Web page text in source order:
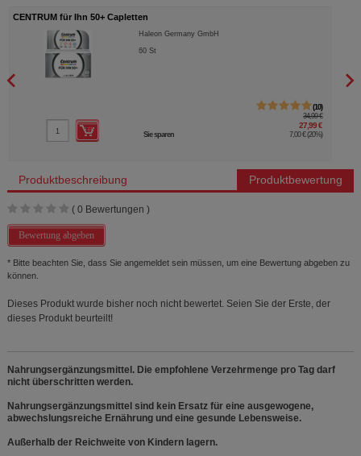
CENTRUM für Ihn 50+ Capletten
Haleon Germany GmbH
60St
10
34,99 €
27,99 €
Sie sparen 7,00 € (20%)
Produktbeschreibung Produktbewertung
( 0 Bewertungen )
Bewertung abgeben
* Bitte beachten Sie, dass Sie angemeldet sein müssen, um eine Bewertung abgeben zu
können.
Dieses Produkt wurde bisher noch nicht bewertet. Seien Sie der Erste, der
dieses Produkt beurteilt!
Nahrungsergänzungsmittel. Die empfohlene Verzehrmenge pro Tag darf
nicht überschritten werden.
Nahrungsergänzungsmittel sind kein Ersatz für eine ausgewogene,
abwechslungsreiche Ernährung und eine gesunde Lebensweise.
Außerhalb der Reichweite von Kindern lagern.